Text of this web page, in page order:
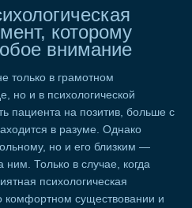
которому
внимание
только в грамотном
но и в психологической
пациента на позитив, больше с
в разуме. Однако
но и его близким —
Только в случае, когда
психологическая
комфортном существовании и